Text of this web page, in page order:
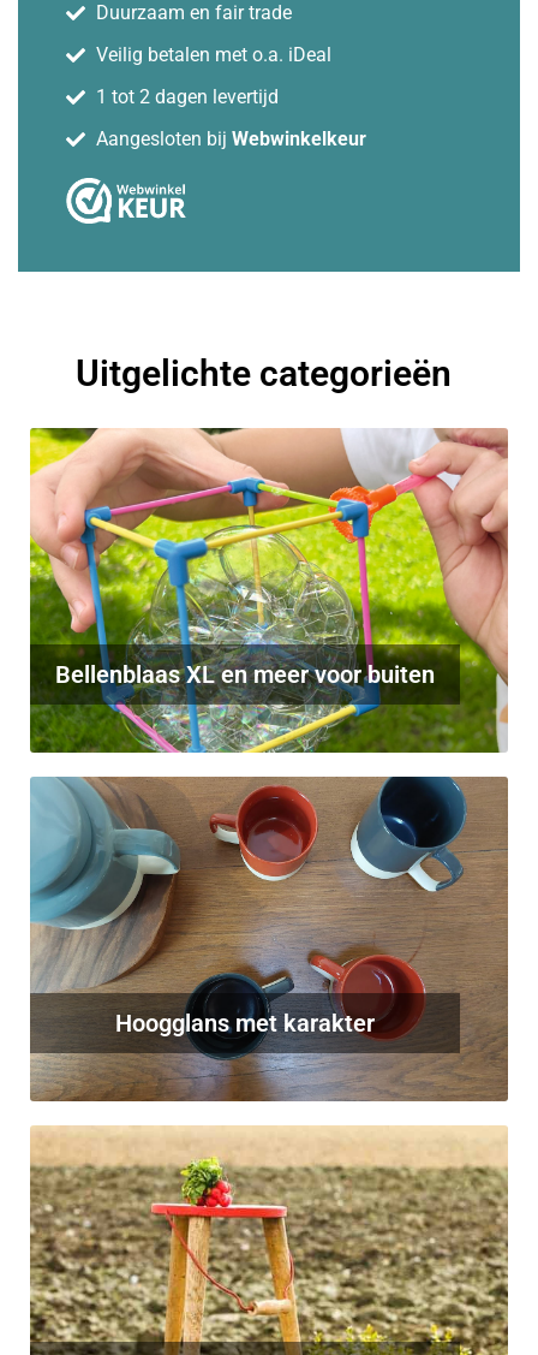
Duurzaam en fair trade
Veilig betalen met o.a. iDeal
1 tot 2 dagen levertijd
Aangesloten bij Webwinkelkeur
Uitgelichte categorieën
Bellenblaas XL en meer voor buiten
Hoogglans met karakter